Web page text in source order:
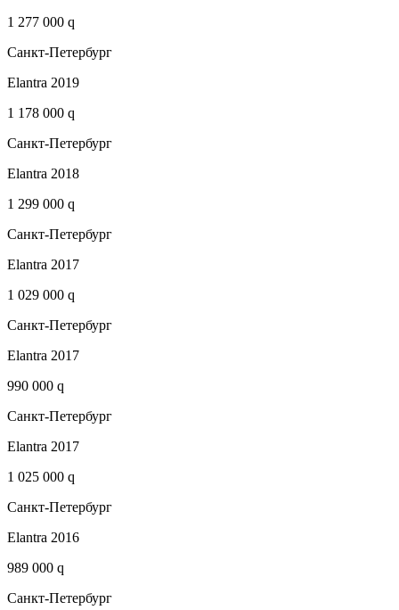
1 277 000 q
Санкт-Петербург
Elantra 2019
1 178 000 q
Санкт-Петербург
Elantra 2018
1 299 000 q
Санкт-Петербург
Elantra 2017
1 029 000 q
Санкт-Петербург
Elantra 2017
990 000 q
Санкт-Петербург
Elantra 2017
1 025 000 q
Санкт-Петербург
Elantra 2016
989 000 q
Санкт-Петербург